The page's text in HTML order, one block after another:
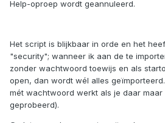
Help-oproep wordt geannuleerd.
Het script is blijkbaar in orde en het
"security"; wanneer ik aan de te
zonder wachtwoord toewijs en als
open, dan wordt wél alles
mét wachtwoord werkt als je daar
geprobeerd).